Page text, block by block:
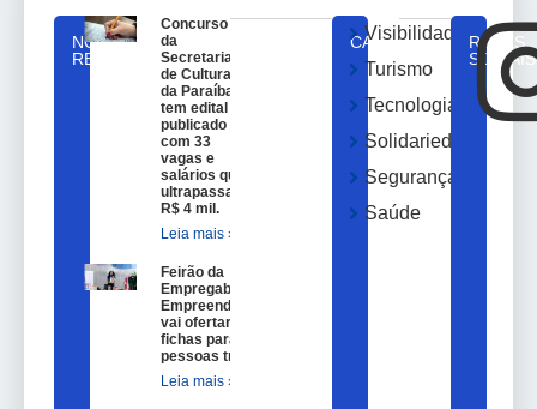
NOTICIAS
RELACIONADAS
Concurso
da
Secretaria
de Cultura
da Paraíba
tem edital
publicado
com 33
vagas e
salários que
ultrapassam
R$ 4 mil.
Leia mais »
Feirão da
Empregabilidade e
Empreendedorismo
vai ofertar 100
fichas para
pessoas trans.
Leia mais »
CATEGORIAS
Visibilidade
Turismo
Tecnologia
Solidariedade
Segurança
Saúde
REDES
SOCIAIS